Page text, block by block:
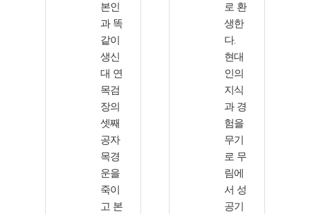
본인
과 똑
같이
생신
대 연
목검
장의
셋째
공자
목경
운을
죽이
고 본
로 환
생한
다.
현대
인의
지식
과 경
험을
무기
로 무
림에
서 성
공기